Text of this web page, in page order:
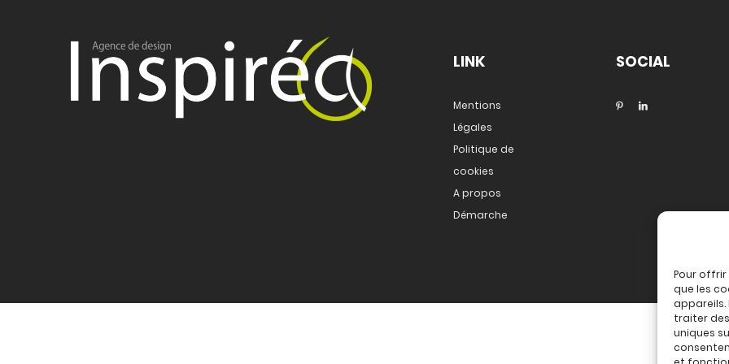
Pour offrir
que les
traiter
uniques
LINK
Mentions
Légales
Politique de
cookies
A propos
Démarche
SOCIAL